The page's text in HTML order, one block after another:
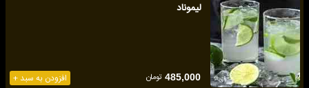
لیموناد
افزودن به سبد + 485,000 تومان